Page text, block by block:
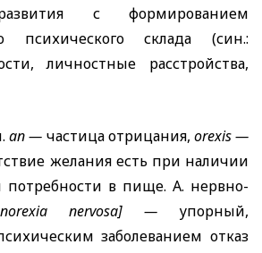
с формированием
психического склада (син.:
личностные расстройства,
an— частица отрицания, orexis—
желания есть при наличии
потребности в пище. А. нервно-
nervosa] — упорный,
заболеванием отказ